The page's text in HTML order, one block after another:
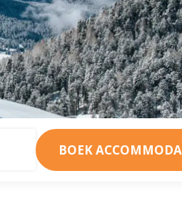
BOEK